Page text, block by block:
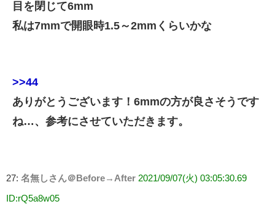
目を閉じて6mm
私は7mmで開眼時1.5～2mmくらいかな
>>44
ありがとうございます！6mmの方が良さそうです
ね…、参考にさせていただきます。
27: 名無しさん＠Before→After 2021/09/07(火) 03:05:30.69
ID:rQ5a8w05